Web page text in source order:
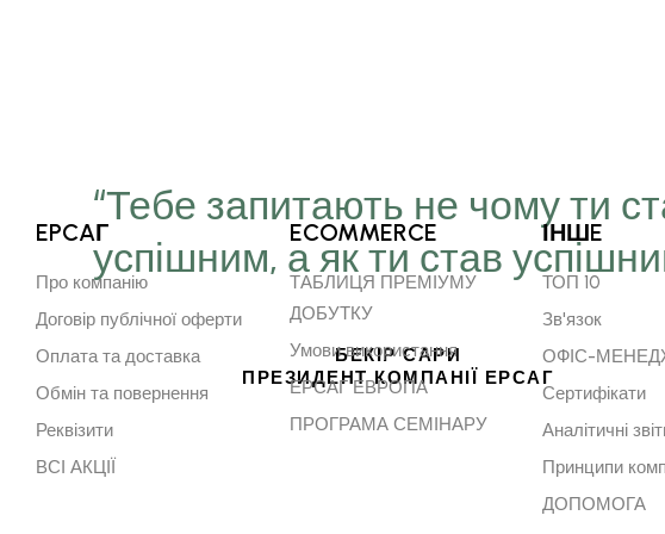
“Тебе запитають не чому ти
успішним, а як ти став
БЕКІР САРИ
ПРЕЗИДЕНТ КОМПАНІЇ ЕРСАГ
EPCAГ
Про компанію
Договір публічної оферти
Оплата та доставка
Обмін та повернення
Реквізити
ВСІ АКЦІЇ
ECOMMERCE
ТАБЛИЦЯ ПРЕМІУМУ
ДОБУТКУ
Умови використання
ЕРСАГ ЕВРОПА
ПРОГРАМА СЕМІНАРУ
ІНШE
ТОП 10
Зв'язок
ОФІС-
Сертифікати
Аналітичні
Принципи
ДОПОМОГА